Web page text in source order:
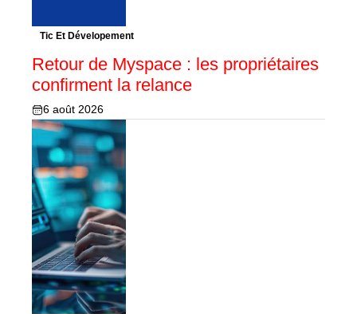
Tic Et Dévelopement
Retour de Myspace : les propriétaires
confirment la relance
6 août 2026